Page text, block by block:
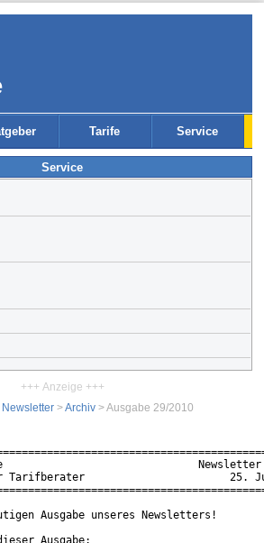
Tarife Service
Service
+++ Anzeige +++
Newsletter >Archiv > Ausgabe 29/2010
Newsletter
Tarifberater                       25.
Ausgabe unseres Newsletters!
Ausgabe: